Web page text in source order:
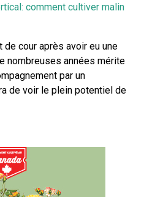
comment cultiver malin
de cour après avoir eu une
nombreuses années mérite
par un
de voir le plein potentiel de